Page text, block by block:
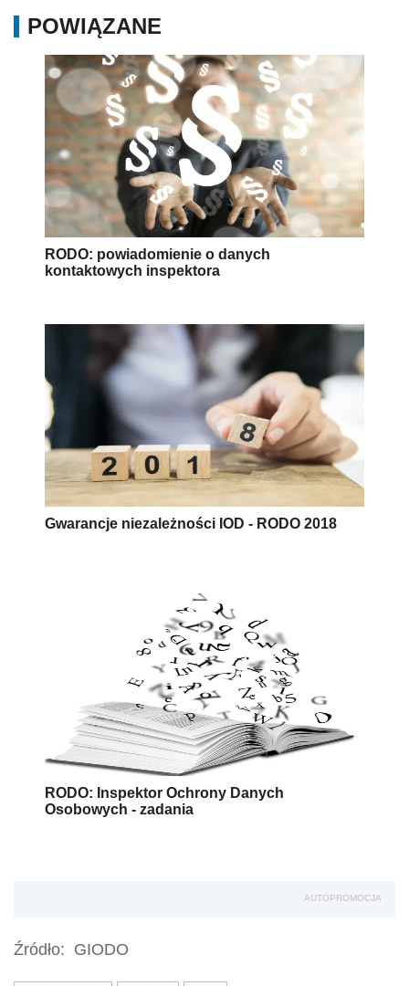
POWIĄZANE
RODO: powiadomienie o danych
kontaktowych inspektora
Gwarancje niezależności IOD - RODO 2018
RODO: Inspektor Ochrony Danych
Osobowych - zadania
AUTOPROMOCJA
Źródło: GIODO